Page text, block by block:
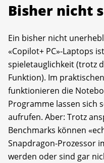
Bisher nicht
Ein bisher nicht
«Copilot+ PC»-Laptops
spieletauglichkeit (trotz
Funktion). Im
funktionieren die
Programme lassen sich
aufrufen. Aber: Trotz
Benchmarks können
Snapdragon-Prozessor
werden oder sind gar